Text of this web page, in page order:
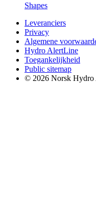
Shapes
Leveranciers
Privacy
Algemene
Hydro AlertLine
Toegankelijkheid
Public sitemap
© 2026 Norsk Hydro